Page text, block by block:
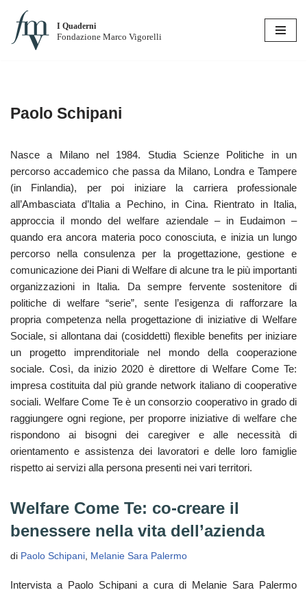
Vai
I Quaderni
Fondazione Marco Vigorelli
Paolo Schipani
Nasce a Milano nel 1984. Studia Scienze Politiche in un
percorso accademico che passa da Milano, Londra e Tampere
(in Finlandia), per poi iniziare la carriera professionale
all’Ambasciata d’Italia a Pechino, in Cina. Rientrato in Italia,
approccia il mondo del welfare aziendale – in Eudaimon –
quando era ancora materia poco conosciuta, e inizia un lungo
percorso nella consulenza per la progettazione, gestione e
comunicazione dei Piani di Welfare di alcune tra le più importanti
organizzazioni in Italia. Da sempre fervente sostenitore di
politiche di welfare “serie”, sente l’esigenza di rafforzare la
propria competenza nella progettazione di iniziative di Welfare
Sociale, si allontana dai (cosiddetti) flexible benefits per iniziare
un progetto imprenditoriale nel mondo della cooperazione
sociale. Così, da inizio 2020 è direttore di Welfare Come Te:
impresa costituita dal più grande network italiano di cooperative
sociali. Welfare Come Te è un consorzio cooperativo in grado di
raggiungere ogni regione, per proporre iniziative di welfare che
rispondono ai bisogni dei caregiver e alle necessità di
orientamento e assistenza dei lavoratori e delle loro famiglie
rispetto ai servizi alla persona presenti nei vari territori.
Welfare Come Te: co-creare il
benessere nella vita dell’azienda
di Paolo Schipani, Melanie Sara Palermo
Intervista a Paolo Schipani a cura di Melanie Sara Palermo